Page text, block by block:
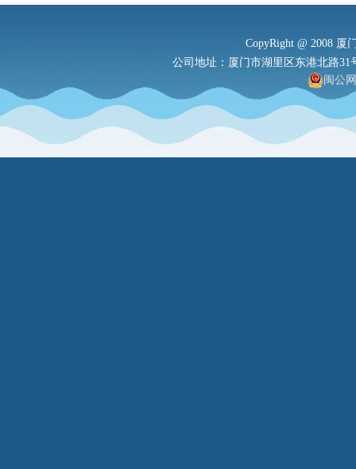
CopyRight @ 2008 厦
公司地址：厦门市湖里区东港北路31
闽公